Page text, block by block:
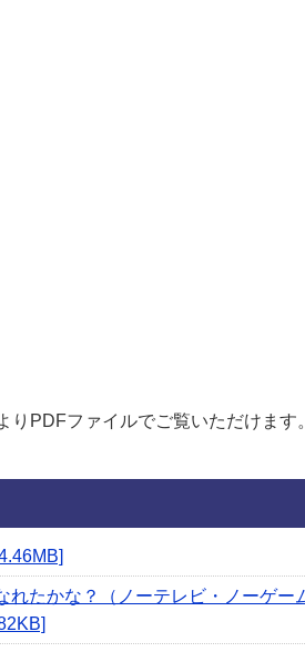
りPDFファイルでご覧いただけます。
たかな？（ノーテレビ・ノーゲー